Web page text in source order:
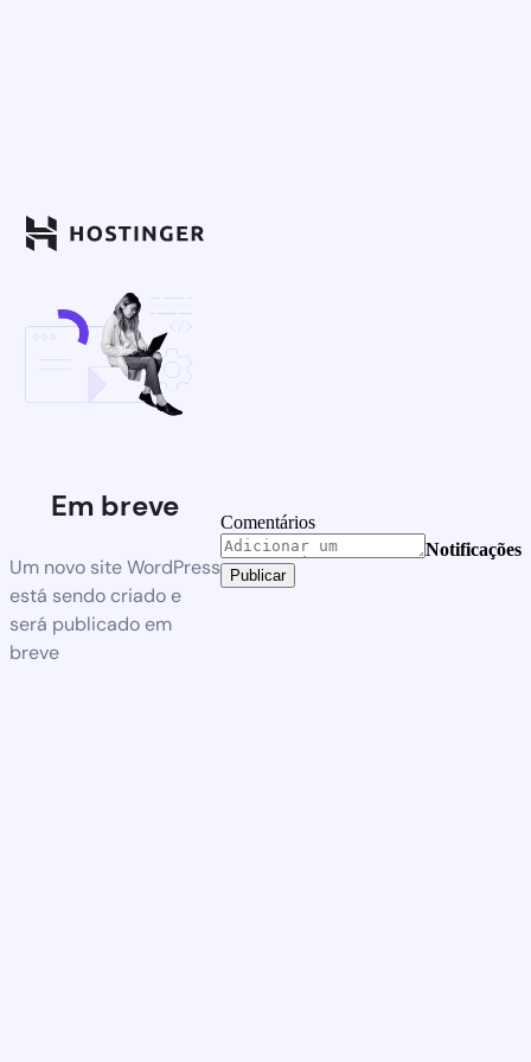
Em breve
Um novo site WordPress
está sendo criado e
será publicado em
breve
Comentários
Publicar
Notificações